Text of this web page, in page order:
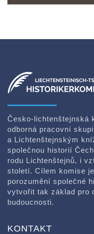
Česko-lichtenštejnská
odborná pracovní
a Lichtenštejnským
společnou historií
rodu Lichtenštejnů, i
století. Cílem komise
porozumění společné
vytvořit tak základ pro
budoucnosti.
KONTAKT